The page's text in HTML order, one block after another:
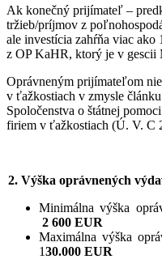
Ak konečný prijímateľ –
tržieb/príjmov z
ale investícia zahŕňa viac
z OP KaHR, ktorý je v gescii
Oprávneným prijímateľom
v ťažkostiach v zmysle
Spoločenstva o štátnej
firiem v ťažkostiach (Ú. V. C
2. Výška oprávnených
Minimálna výška
2 600 EUR
Maximálna výška
130.000 EUR